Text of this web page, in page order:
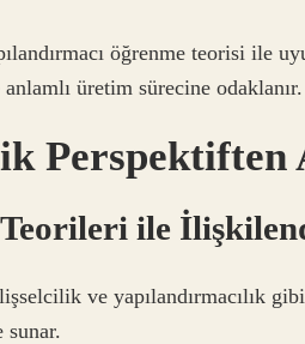
öğrenme teorisi ile
üretim sürecine odaklanır.
Perspektiften
ile
ve yapılandırmacılık
sunar.